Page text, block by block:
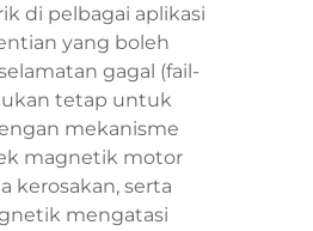
di pelbagai aplikasi
yang boleh
gagal (fail-
tetap untuk
mekanisme
magnetik motor
kerosakan, serta
mengatasi